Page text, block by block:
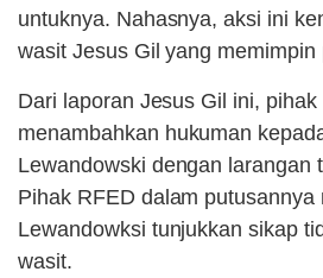
untuknya. Nahasnya, aksi ini
wasit Jesus Gil yang memimpin
Dari laporan Jesus Gil ini, pihak
menambahkan hukuman
Lewandowski dengan larangan
Pihak RFED dalam putusannya
Lewandowksi tunjukkan sikap
wasit.